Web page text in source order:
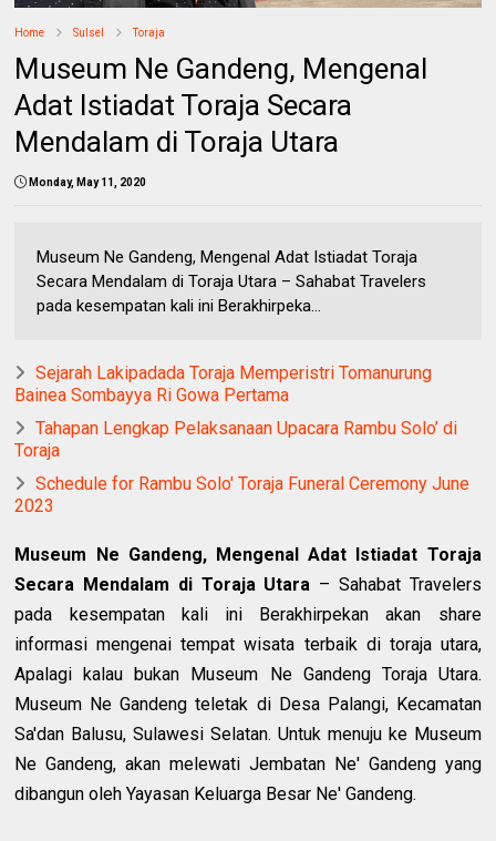
Home Sulsel Toraja
Museum Ne Gandeng, Mengenal
Adat Istiadat Toraja Secara
Mendalam di Toraja Utara
Monday, May 11, 2020
Museum Ne Gandeng, Mengenal Adat Istiadat Toraja
Secara Mendalam di Toraja Utara – Sahabat Travelers
pada kesempatan kali ini Berakhirpeka...
Sejarah Lakipadada Toraja Memperistri Tomanurung
Bainea Sombayya Ri Gowa Pertama
Tahapan Lengkap Pelaksanaan Upacara Rambu Solo’ di
Toraja
Schedule for Rambu Solo' Toraja Funeral Ceremony June
2023
Museum Ne Gandeng, Mengenal Adat Istiadat Toraja
Secara Mendalam di Toraja Utara – Sahabat Travelers
pada kesempatan kali ini Berakhirpekan akan share
informasi mengenai tempat wisata terbaik di toraja utara,
Apalagi kalau bukan Museum Ne Gandeng Toraja Utara.
Museum Ne Gandeng teletak di Desa Palangi, Kecamatan
Sa'dan Balusu, Sulawesi Selatan. Untuk menuju ke Museum
Ne Gandeng, akan melewati Jembatan Ne' Gandeng yang
dibangun oleh Yayasan Keluarga Besar Ne' Gandeng.